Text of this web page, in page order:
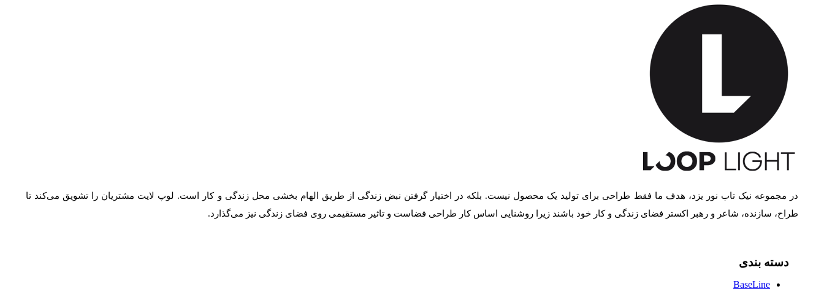
در مجموعه نیک تاب نور یزد، هدف ما فقط طراحی برای تولید یک محصول نیست. بلکه در اختیار گرفتن نبض زندگی از طریق الهام بخشی محل زندگی و کار است. لوپ لایت مشتریان را تشویق می‌کند تا
طراح، سازنده، شاعر و رهبر اکستر فضای زندگی و کار خود باشند زیرا روشنایی اساس کار طراحی فضاست و تاثیر مستقیمی روی فضای زندگی نیز می‌گذارد.
دسته بندی
BaseLine